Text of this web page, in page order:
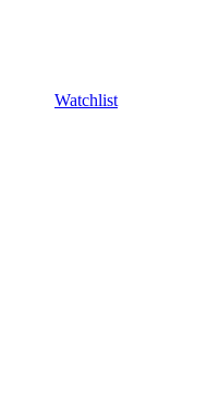
Watchlist